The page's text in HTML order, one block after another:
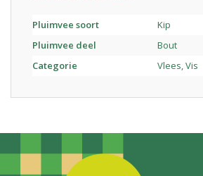
Pluimvee soort
Kip
Pluimvee deel
Bout
Categorie
Vlees, Vis